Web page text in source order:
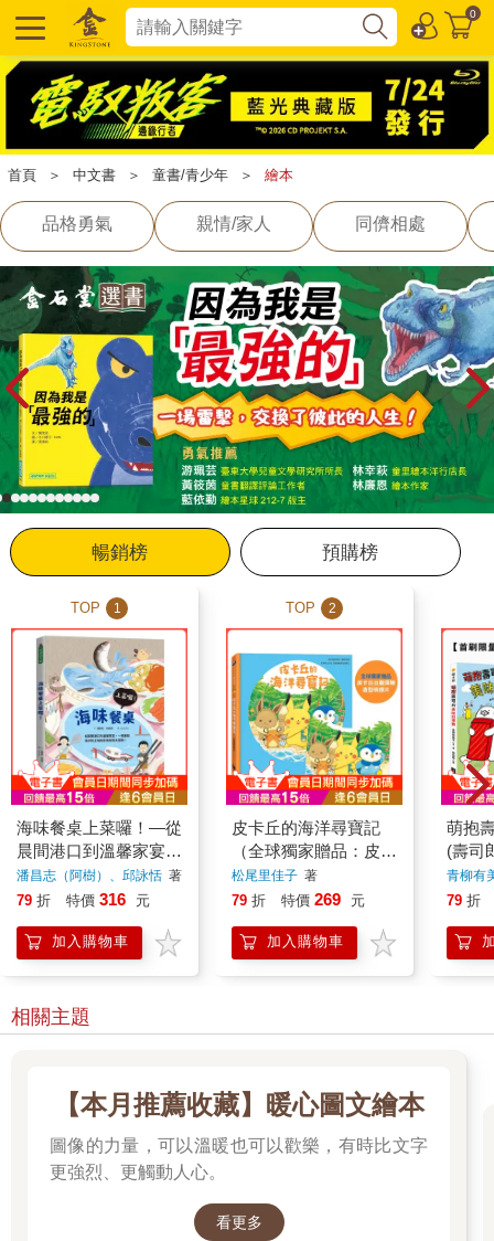
0
首頁 ＞ 中文書 ＞ 童書/青少年 ＞ 繪本
品格勇氣 親情/家人 同儕相處
暢銷榜 預購榜
TOP 1
海味餐桌上菜囉！—從
晨間港口到溫馨家宴，
一場連結海洋與土地的
食魚教育大冒險！
潘昌志（阿樹）、邱詠恬 著
79 折 特價 316 元
加入購物車
TOP 2
皮卡丘的海洋尋寶記
（全球獨家贈品：皮卡
丘出發探險造型明信
片）
松尾里佳子 著
79 折 特價 269 元
加入購物車
萌抱
(壽司
青柳有
79 折
相關主題
【本月推薦收藏】暖心圖文繪本
圖像的力量，可以溫暖也可以歡樂，有時比文字
更強烈、更觸動人心。
看更多